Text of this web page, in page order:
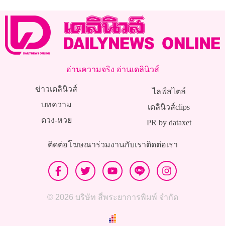
อ่านความจริง อ่านเดลินิวส์
ข่าวเดลินิวส์
บทความ
ดวง-หวย
ไลฟ์สไตล์
เดลินิวส์clips
PR by dataxet
ติดต่อโฆษณาร่วมงานกับเราติดต่อเรา
© 2026 บริษัท สี่พระยาการพิมพ์ จำกัด